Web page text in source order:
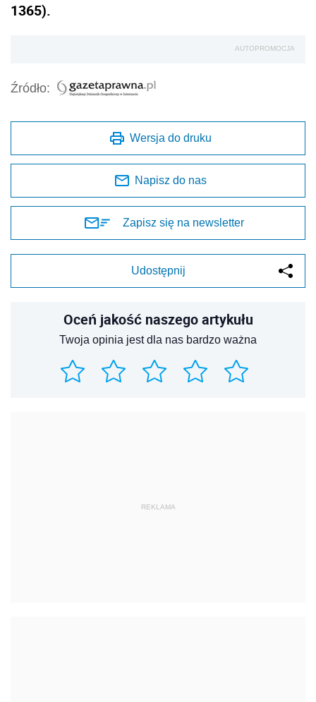
1365).
AUTOPROMOCJA
Źródło:
Wersja do druku
Napisz do nas
Zapisz się na newsletter
Udostępnij
Oceń jakość naszego artykułu
Twoja opinia jest dla nas bardzo ważna
REKLAMA